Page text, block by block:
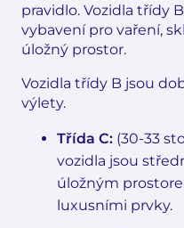
pravidlo. Vozidla třídy
vybavení pro vaření,
úložný prostor.
Vozidla třídy B jsou
výlety.
Třída C: (30-33
vozidla jsou
úložným
luxusními prvky.